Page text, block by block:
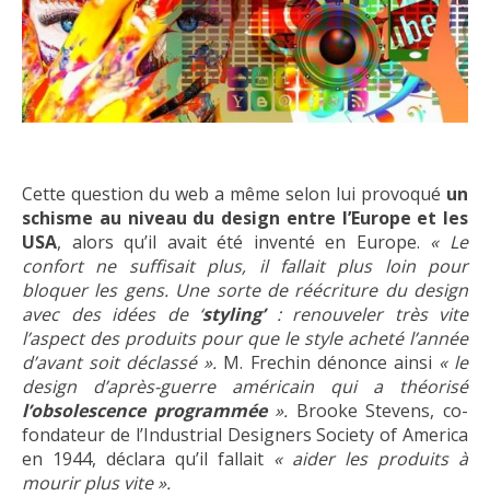
Cette question du web a même selon lui provoqué un
schisme au niveau du design entre l’Europe et les
USA, alors qu’il avait été inventé en Europe. « Le
confort ne suffisait plus, il fallait plus loin pour
bloquer les gens. Une sorte de réécriture du design
avec des idées de ‘styling’: renouveler très vite
l’aspect des produits pour que le style acheté l’année
d’avant soit déclassé ». M. Frechin dénonce ainsi « le
design d’après-guerre américain qui a théorisé
l’obsolescence programmée ». Brooke Stevens, co-
fondateur de l’Industrial Designers Society of America
en 1944, déclara qu’il fallait « aider les produits à
mourir plus vite ».